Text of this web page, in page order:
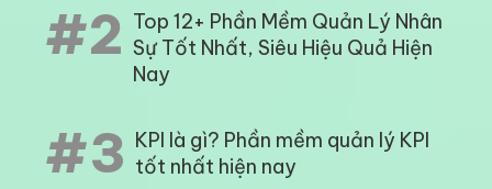
#2 Top 12+ Phần Mềm Quản Lý Nhân
Sự Tốt Nhất, Siêu Hiệu Quả Hiện
Nay
#3 KPI là gì? Phần mềm quản lý KPI
tốt nhất hiện nay